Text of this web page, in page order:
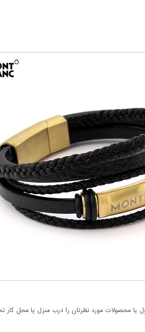
محصولات مورد نظرتان را درب منزل یا محل کار